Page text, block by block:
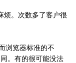
烦。次数多了客户很
浏览器标准的不
。有的很可能没法